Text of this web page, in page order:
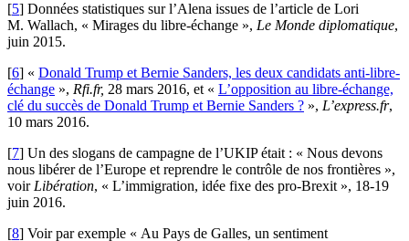
[5] Données statistiques sur l’Alena issues de l’article de Lori
M. Wallach, « Mirages du libre-échange », Le Monde diplomatique,
juin 2015.
[6] « Donald Trump et Bernie Sanders, les deux candidats anti-libre-
échange », Rfi.fr, 28 mars 2016, et « L’opposition au libre-échange,
clé du succès de Donald Trump et Bernie Sanders ? », L’express.fr,
10 mars 2016.
[7] Un des slogans de campagne de l’UKIP était : « Nous devons
nous libérer de l’Europe et reprendre le contrôle de nos frontières »,
voir Libération, « L’immigration, idée fixe des pro-Brexit », 18-19
juin 2016.
[8] Voir par exemple « Au Pays de Galles, un sentiment